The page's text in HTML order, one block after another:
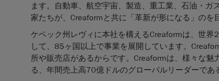
ます。自動車、航空宇宙、製造、重工業、石油・
家たちが、Creaformと共に「革新が形になる」のを
ケベック州レヴィに本社を構えるCreaformは、世
して、85ヶ国以上で事業を展開しています。
所や販売店があるからです。Creaformは、様々な
る、年間売上高70億ドルのグローバルリーダーであ